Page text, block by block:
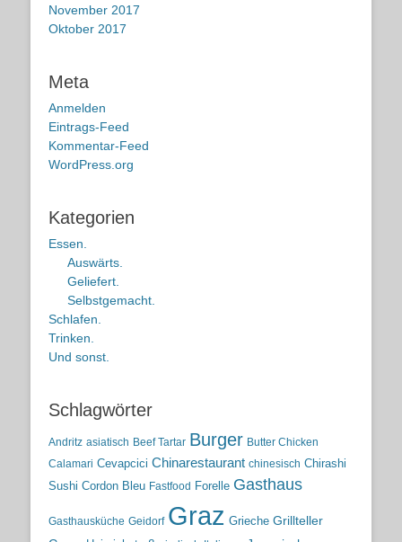
November 2017
Oktober 2017
Meta
Anmelden
Eintrags-Feed
Kommentar-Feed
WordPress.org
Kategorien
Essen.
Auswärts.
Geliefert.
Selbstgemacht.
Schlafen.
Trinken.
Und sonst.
Schlagwörter
Andritz asiatisch Beef Tartar Burger Butter Chicken
Calamari Cevapcici Chinarestaurant chinesisch Chirashi
Sushi Cordon Bleu Fastfood Forelle Gasthaus
Gasthausküche Geidorf Graz Grieche Grillteller